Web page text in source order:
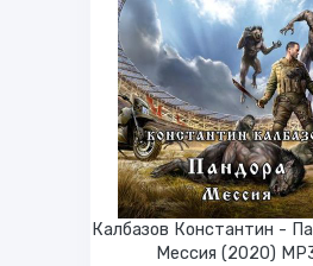
Калбазов Константин -
Мессия (2020)